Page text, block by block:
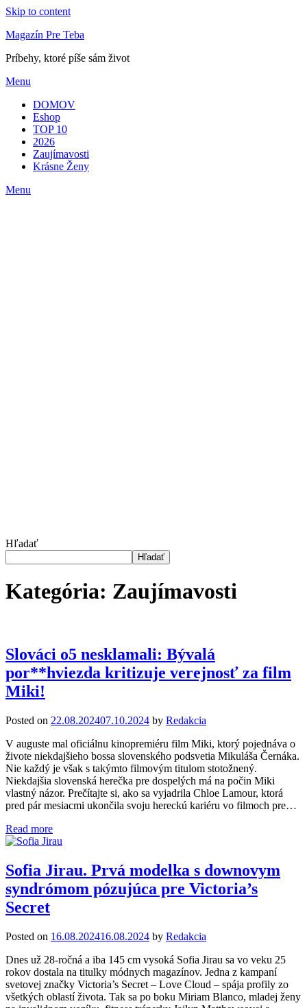
Skip to content
Magazín Pre Teba
Príbehy, ktoré píše sám život
Menu
DOMOV
Eshop
TOP 10
2026
Zaujímavosti
Krásne Ženy
Menu
Hľadať
Hľadať
Kategória: Zaujímavosti
Slováci o5 nesklamali: Bývalá
por**hviezda kritizuje verejnosť za film
Miki!
Posted on 22.08.202407.10.2024 by Redakcia
V auguste mal oficiálnu kinopremiéru film Miki, ktorý pojednáva o
živote niekdajšieho bossa slovenského podsvetia Mikuláša Černáka.
Nie každý je však s takýmto filmovým titulom stotožnený.
Niekdajšia slovenská herečka pre dospelých má na počin Miki
vlastný názor. Prečítajte si, ako sa vyjadrila Chloe Lamour, ktorá
pred pár mesiacmi ukončila svoju hereckú kariéru vo filmoch pre…
Read more
Sofia Jirau. Prvá modelka s downovym
syndrómom pózujúca pre Victoria’s
Secret
Posted on 16.08.202416.08.2024 by Redakcia
Dnes už 28-ročná a iba 145 cm vysoká Sofia Jirau sa vo veku 25
rokov dostala na titulky módnych magazínov. Jedna z kampaní
svetovej značky Victoria’s Secret – Love Cloud – spája profily zo
všetkých oblastí života. Tak sa po boku Miriam Blanco, mladej ženy